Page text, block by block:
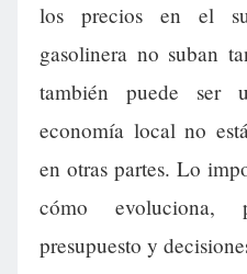
los precios en el
gasolinera no suban
también puede ser
economía local no
en otras partes. Lo
cómo evoluciona,
presupuesto y